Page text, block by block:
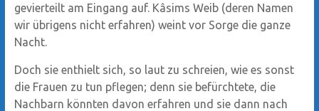
gevierteilt am Eingang auf. Kâsims Weib (deren Namen
wir übrigens nicht erfahren) weint vor Sorge die ganze
Nacht.
Doch sie enthielt sich, so laut zu schreien, wie es sonst
die Frauen zu tun pflegen; denn sie befürchtete, die
Nachbarn könnten davon erfahren und sie dann nach